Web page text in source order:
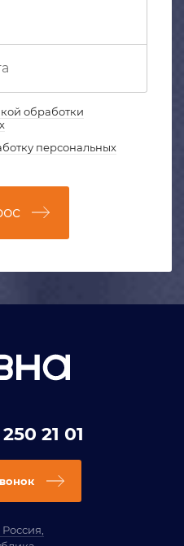
обработки
персональных
21 01